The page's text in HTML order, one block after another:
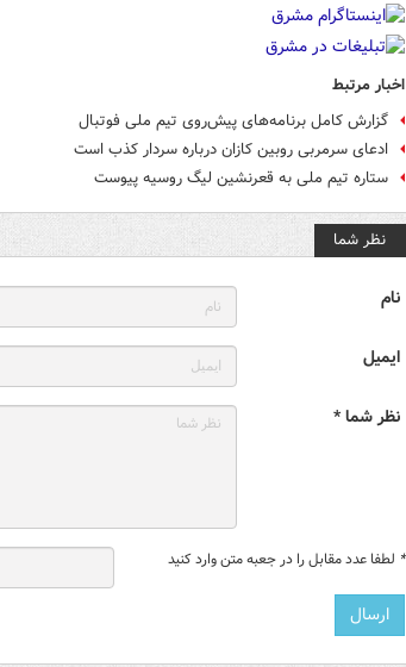
اخبار مرتبط
گزارش کامل برنامه‌های پیش‌روی تیم ملی فوتبال
ادعای سرمربی روبین کازان درباره سردار کذب است
ستاره تیم ملی به قعرنشین لیگ روسیه پیوست
نظر شما
نام
ایمیل
نظر شما *
* لطفا عدد مقابل را در جعبه متن وارد کنید